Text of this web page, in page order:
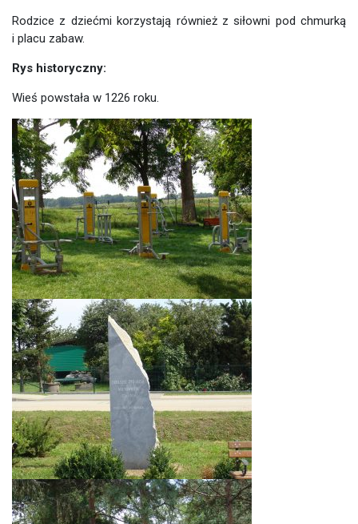
Rodzice z dziećmi korzystają również z siłowni pod chmurką
i placu zabaw.
Rys historyczny:
Wieś powstała w 1226 roku.